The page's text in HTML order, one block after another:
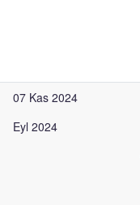
07 Kas 2024
Eyl 2024